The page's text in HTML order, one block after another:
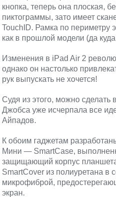
кнопка, теперь она плоская,
пиктограммы, зато имеет
TouchID. Рамка по периметру
как в прошлой модели (да
Изменения в iPad Air 2
однако он настолько
рук выпускать не хочется!
Судя из этого, можно
Джобса уже исчерпала все
Айпадов.
К обоим гаджетам
Мини — SmartCase,
защищающий корпус
SmartCover из полиуретана в
микрофиброй,
экран.